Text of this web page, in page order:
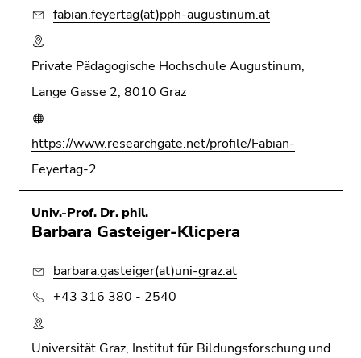
fabian.feyertag(at)pph-augustinum.at
Private Pädagogische Hochschule Augustinum,
Lange Gasse 2, 8010 Graz
https://www.researchgate.net/profile/Fabian-
Feyertag-2
Univ.-Prof. Dr. phil.
Barbara Gasteiger-Klicpera
barbara.gasteiger(at)uni-graz.at
+43 316 380 - 2540
Universität Graz, Institut für Bildungsforschung und